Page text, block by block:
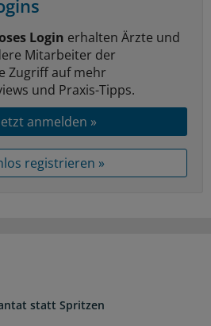
Login erhalten Ärzte und
Mitarbeiter der
Zugriff auf mehr
und Praxis-Tipps.
anmelden »
registrieren »
statt Spritzen